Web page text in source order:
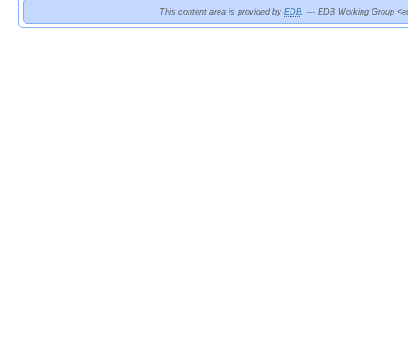
This content area is provided by EDB. --- EDB Working Group